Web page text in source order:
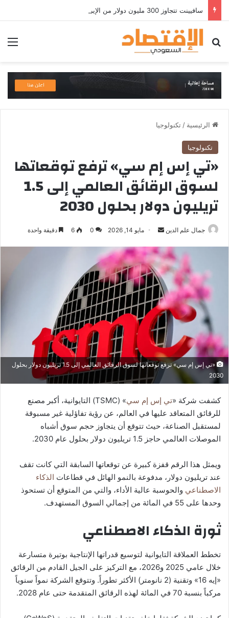
بحث عن
الرئيسية / تكنولوجيا
تكنولوجيا
«تي إس إم سي» ترفع توقعاتها
لسوق الرقائق العالمي إلى 1.5
تريليون دولار بحلول 2030
جمال علم الدين
أرسل
إلكترونيا
مايو 14, 2026 0
6 دقيقة واحدة
«تي إس إم سي» ترفع توقعاتها لسوق الرقائق العالمي إلى 1.5 تريليون دولار بحلول
2030
كشفت شركة «تي إس إم سي
» (TSMC) التايوانية، أكبر مصنع
للرقائق المتعاقد عليها في العالم، عن رؤية تفاؤلية غير مسبوقة
لمستقبل الصناعة، حيث تتوقع أن يتجاوز حجم سوق أشباه
الموصلات العالمي حاجز 1.5 تريليون دولار بحلول عام 2030.
ويمثل هذا الرقم قفزة كبيرة عن توقعاتها السابقة التي كانت تقف
عند تريليون دولار، مدفوعة بالنمو الهائل في قطاعات الذكاء
الاصطناعي والحوسبة عالية الأداء، والتي من المتوقع أن تستحوذ
وحدها على 55 في المائة من إجمالي السوق المستهدف.
ثورة الذكاء الاصطناعي
تخطط العملاقة التايوانية لتوسيع قدراتها الإنتاجية بوتيرة متسارعة
خلال عامي 2025 و2026، مع التركيز على الجيل القادم من الرقائق
«إيه 16» وتقنية (2 نانومتر) الأكثر تطوراً. وتتوقع الشركة نمواً سنوياً
مركباً بنسبة 70 في المائة لهذه الرقائق المتقدمة حتى عام 2028.